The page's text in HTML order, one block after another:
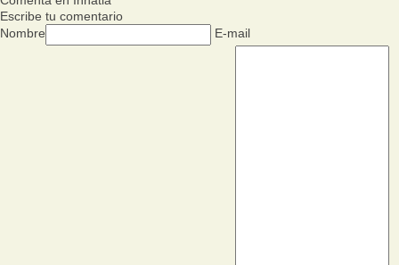
Escribe tu comentario
Nombre
E-mail